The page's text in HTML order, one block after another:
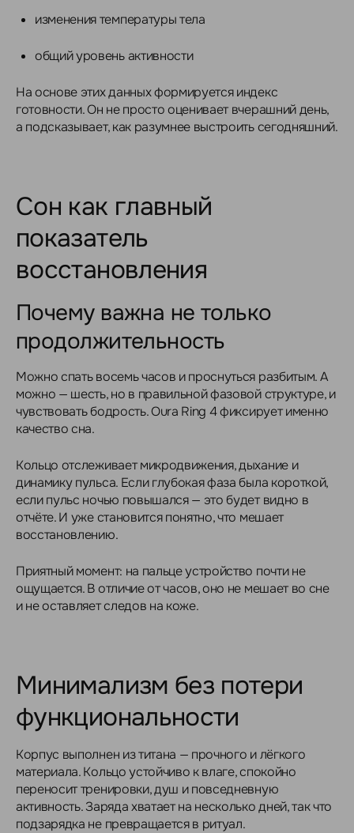
изменения температуры тела
общий уровень активности
На основе этих данных формируется индекс
готовности. Он не просто оценивает вчерашний день,
а подсказывает, как разумнее выстроить сегодняшний.
Сон как главный
показатель
восстановления
Почему важна не только
продолжительность
Можно спать восемь часов и проснуться разбитым. А
можно — шесть, но в правильной фазовой структуре, и
чувствовать бодрость. Oura Ring 4 фиксирует именно
качество сна.
Кольцо отслеживает микродвижения, дыхание и
динамику пульса. Если глубокая фаза была короткой,
если пульс ночью повышался — это будет видно в
отчёте. И уже становится понятно, что мешает
восстановлению.
Приятный момент: на пальце устройство почти не
ощущается. В отличие от часов, оно не мешает во сне
и не оставляет следов на коже.
Минимализм без потери
функциональности
Корпус выполнен из титана — прочного и лёгкого
материала. Кольцо устойчиво к влаге, спокойно
переносит тренировки, душ и повседневную
активность. Заряда хватает на несколько дней, так что
подзарядка не превращается в ритуал.